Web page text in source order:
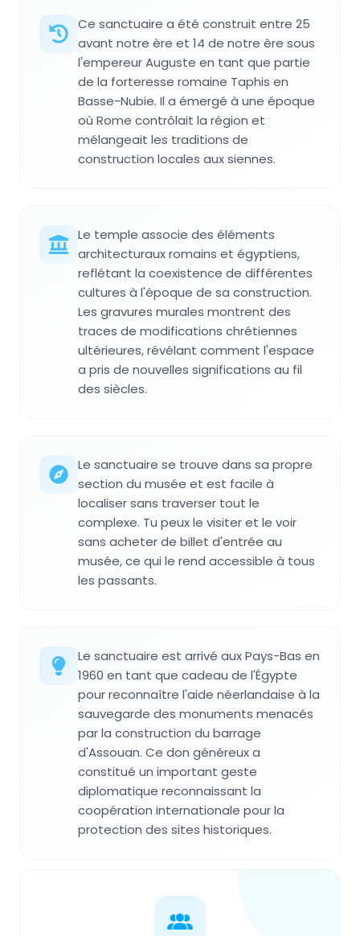
Ce sanctuaire a été construit entre 25
avant notre ère et 14 de notre ère sous
l'empereur Auguste en tant que partie
de la forteresse romaine Taphis en
Basse-Nubie. Il a émergé à une époque
où Rome contrôlait la région et
mélangeait les traditions de
construction locales aux siennes.
Le temple associe des éléments
architecturaux romains et égyptiens,
reflétant la coexistence de différentes
cultures à l'époque de sa construction.
Les gravures murales montrent des
traces de modifications chrétiennes
ultérieures, révélant comment l'espace
a pris de nouvelles significations au fil
des siècles.
Le sanctuaire se trouve dans sa propre
section du musée et est facile à
localiser sans traverser tout le
complexe. Tu peux le visiter et le voir
sans acheter de billet d'entrée au
musée, ce qui le rend accessible à tous
les passants.
Le sanctuaire est arrivé aux Pays-Bas en
1960 en tant que cadeau de l'Égypte
pour reconnaître l'aide néerlandaise à la
sauvegarde des monuments menacés
par la construction du barrage
d'Assouan. Ce don généreux a
constitué un important geste
diplomatique reconnaissant la
coopération internationale pour la
protection des sites historiques.